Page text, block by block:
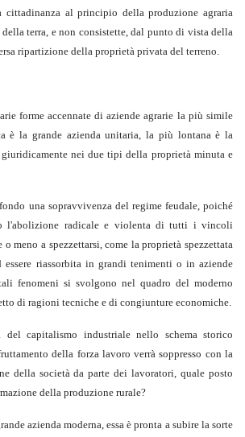
cittadinanza al principio della produzione agraria
terra, e non consistette, dal punto di vista della
ripartizione della proprietà privata del terreno.
forme accennate di aziende agrarie la più simile
è la grande azienda unitaria, la più lontana è la
nei due tipi della proprietà minuta e
una sopravvivenza del regime feudale, poiché
l'abolizione radicale e violenta di tutti i vincoli
meno a spezzettarsi, come la proprietà spezzettata
essere riassorbita in grandi tenimenti o in aziende
fenomeni si svolgono nel quadro del moderno
di ragioni tecniche e di congiunture economiche.
del capitalismo industriale nello schema storico
della forza lavoro verrà soppresso con la
della società da parte dei lavoratori, quale posto
della produzione rurale?
azienda moderna, essa è pronta a subire la sorte